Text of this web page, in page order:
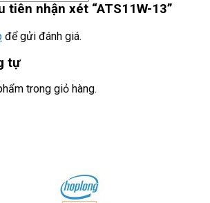
trong giỏ hàng.
tiên nhận xét “ATS11W-13”
để gửi đánh giá.
tự